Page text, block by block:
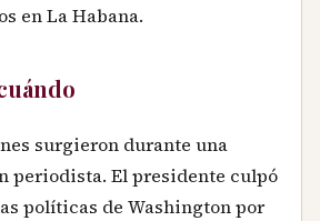
en La Habana.
surgieron durante una
periodista. El presidente culpó
políticas de Washington por